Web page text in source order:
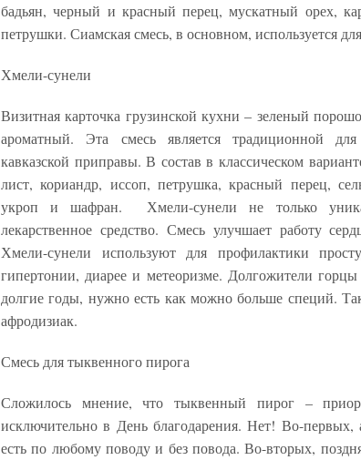
бадьян, черный и красный перец, мускатный орех,
петрушки. Сиамская смесь, в основном, используется
Хмели-сунели
Визитная карточка грузинской кухни – зеленый
ароматный. Эта смесь является традиционной
кавказской приправы. В состав в классическом
лист, кориандр, иссоп, петрушка, красный перец,
укроп и шафран. Хмели-сунели не только
лекарственное средство. Смесь улучшает работу
Хмели-сунели используют для профилактики
гипертонии, диарее и метеоризме. Долгожители
долгие годы, нужно есть как можно больше специй.
афродизиак.
Смесь для тыквенного пирога
Сложилось мнение, что тыквенный пирог –
исключительно в День благодарения. Нет! Во-
есть по любому поводу и без повода. Во-вторых,